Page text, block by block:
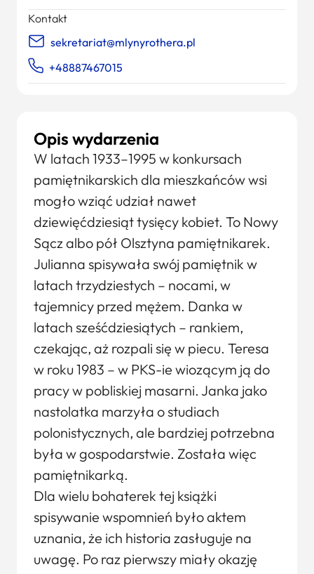
Opis wydarzenia
W latach 1933–1995 w konkursach
pamiętnikarskich dla mieszkańców wsi
mogło wziąć udział nawet
dziewięćdziesiąt tysięcy kobiet. To Nowy
Sącz albo pół Olsztyna pamiętnikarek.
Julianna spisywała swój pamiętnik w
latach trzydziestych – nocami, w
tajemnicy przed mężem. Danka w
latach sześćdziesiątych – rankiem,
czekając, aż rozpali się w piecu. Teresa
w roku 1983 – w PKS-ie wiozącym ją do
pracy w pobliskiej masarni. Janka jako
nastolatka marzyła o studiach
polonistycznych, ale bardziej potrzebna
była w gospodarstwie. Została więc
pamiętnikarką.
Dla wielu bohaterek tej książki
spisywanie wspomnień było aktem
uznania, że ich historia zasługuje na
uwagę. Po raz pierwszy miały okazję
Kontakt
sekretariat@mlynyrothera.pl
+48887467015